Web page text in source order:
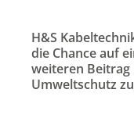
H&S
die Chance auf
weiteren Beitrag
Umweltschutz